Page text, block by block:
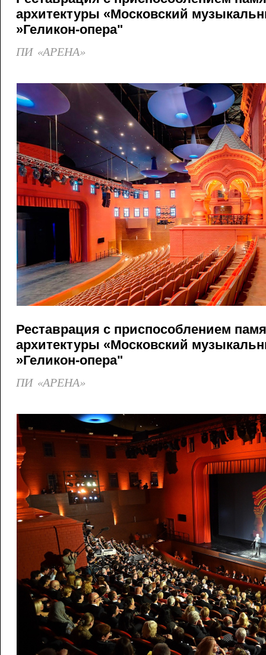
архитектуры «Московский
»Геликон-опера"
ПИ «АРЕНА»
Реставрация с приспособлением
архитектуры «Московский
»Геликон-опера"
ПИ «АРЕНА»